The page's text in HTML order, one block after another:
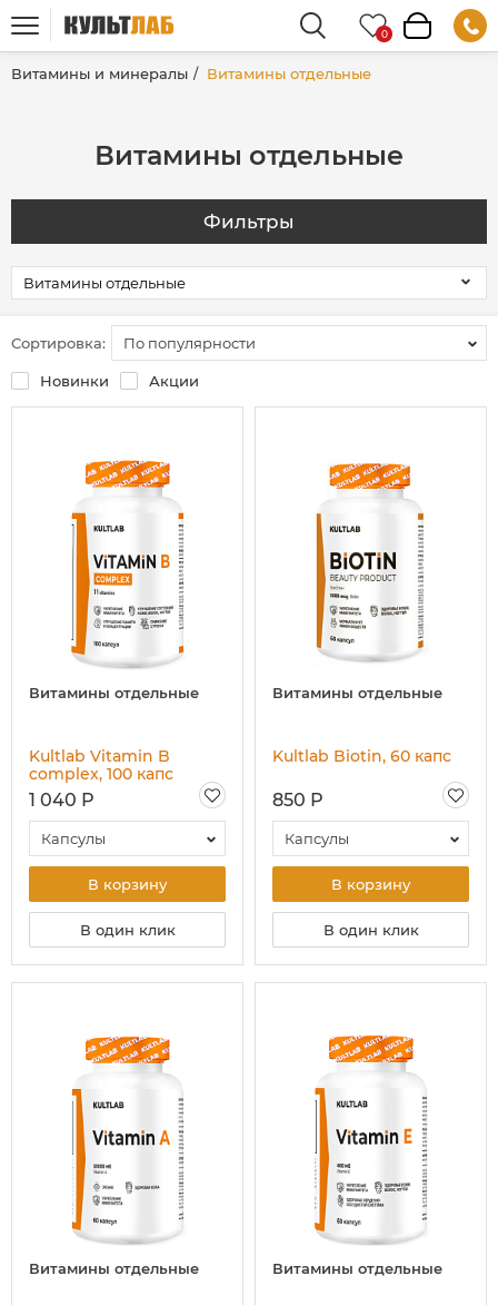
Витамины и минералы Витамины отдельные
Витамины отдельные
Фильтры
Сортировка: По популярности
Новинки Акции
Витамины отдельные
Kultlab Vitamin B
complex, 100 капc
1 040 Р
Капсулы
В корзину
В один клик
Витамины отдельные
Kultlab Biotin, 60 капс
850 Р
Капсулы
В корзину
В один клик
Витамины отдельные Витамины отдельные